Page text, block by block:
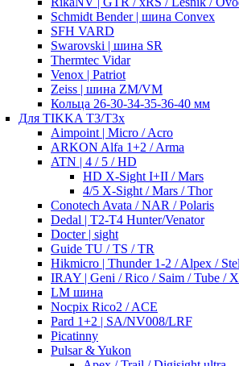
Schmidt Bender | шина Convex
SFH VARD
Swarovski | шина SR
Thermtec Vidar
Venox | Patriot
Zeiss | шина ZM/VM
Кольца 26-30-34-35-36-40 мм
Для TIKKA T3/T3x
Aimpoint | Micro / Acro
ARKON Alfa 1+2 / Arma
ATN | 4 / 5 / HD
HD X-Sight I+II / Mars
4/5 X-Sight / Mars / Thor
Conotech Avata / NAR / Polaris
Dedal | T2-T4 Hunter/Venator
Docter | sight
Guide TU / TS / TR
Hikmicro | Thunder 1-2 / Alpex /
IRAY | Geni / Rico / Saim / Tube /
LM шина
Nocpix Rico2 / ACE
Pard 1+2 | SA/NV008/LRF
Picatinny
Pulsar & Yukon